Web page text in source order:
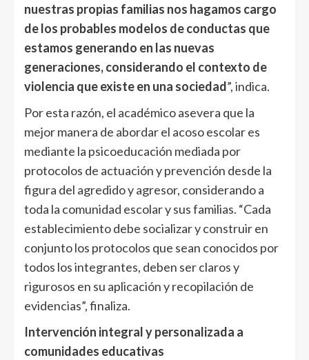
nuestras propias familias nos hagamos cargo
de los probables modelos de conductas que
estamos generando en las nuevas
generaciones, considerando el contexto de
violencia que existe en una sociedad”, indica.
Por esta razón, el académico asevera que la
mejor manera de abordar el acoso escolar es
mediante la psicoeducación mediada por
protocolos de actuación y prevención desde la
figura del agredido y agresor, considerando a
toda la comunidad escolar y sus familias. “Cada
establecimiento debe socializar y construir en
conjunto los protocolos que sean conocidos por
todos los integrantes, deben ser claros y
rigurosos en su aplicación y recopilación de
evidencias”, finaliza.
Intervención integral y personalizada a
comunidades educativas